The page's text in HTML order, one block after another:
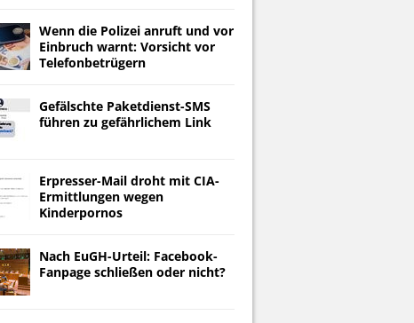
Wenn die Polizei anruft und vor
Einbruch warnt: Vorsicht vor
Telefonbetrügern
Gefälschte Paketdienst-SMS
führen zu gefährlichem Link
Erpresser-Mail droht mit CIA-
Ermittlungen wegen
Kinderpornos
Nach EuGH-Urteil: Facebook-
Fanpage schließen oder nicht?